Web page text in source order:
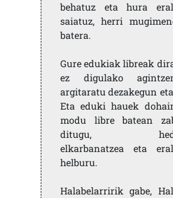
behatuz eta hura
saiatuz, herri
batera.
Gure edukiak libreak
ez digulako
argitaratu dezakegun
Eta eduki hauek
modu libre batean
ditugu,
elkarbanatzea eta
helburu.
Halabelarririk gabe,